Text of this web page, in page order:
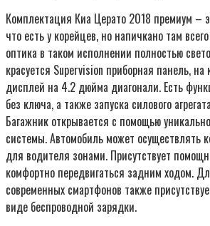
Комплектация Киа Церато 2018 премиум –
что есть у корейцев, но напичкано там
оптика в таком исполнении полностью
красуется Supervision приборная панель, на
дисплей на 4.2 дюйма диагонали. Есть
без ключа, а также запуска силового
Багажник открывается с помощью
системы. Автомобиль может осуществлять
для водителя зонами. Присутствует
комфортно передвигаться задним ходом.
современных смартфонов также
виде беспроводной зарядки.